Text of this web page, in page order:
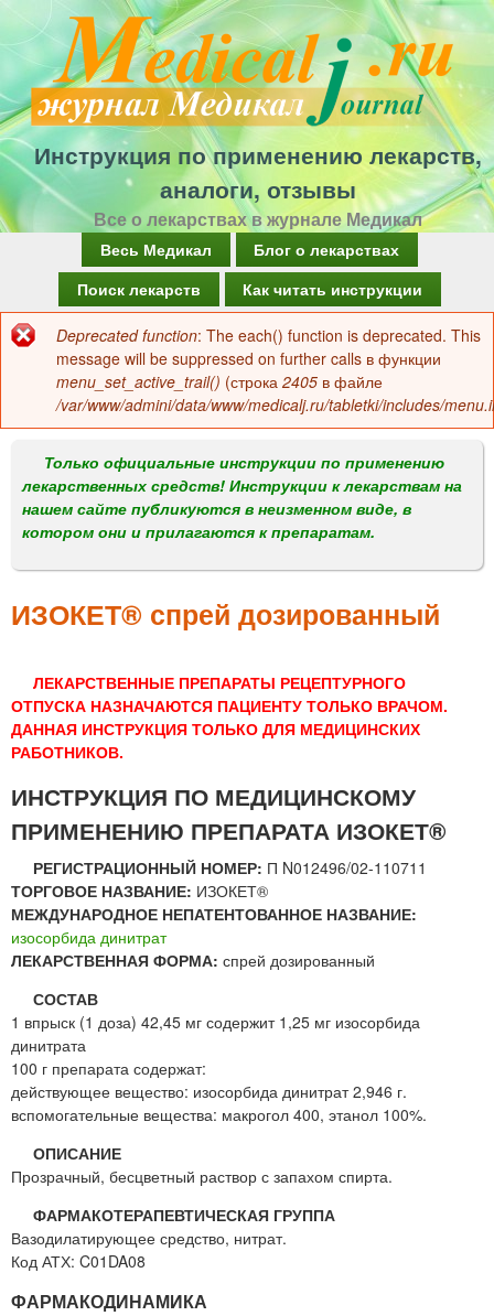
Перейти
к
основному
содержанию
Инструкция по применению лекарств,
аналоги, отзывы
Все о лекарствах в журнале Медикал
а
в
о
м
е
н
Весь Медикал
Блог о лекарствах
Поиск лекарств
Как читать инструкции
Сообщение
об
ошибке
Deprecated function: The each() function is deprecated. This
message will be suppressed on further calls в функции
menu_set_active_trail() (строка 2405 в файле
/var/www/admini/data/www/medicalj.ru/tabletki/includes/
Только официальные инструкции по применению
лекарственных средств! Инструкции к лекарствам на
нашем сайте публикуются в неизменном виде, в
котором они и прилагаются к препаратам.
ИЗОКЕТ® спрей дозированный
ЛЕКАРСТВЕННЫЕ ПРЕПАРАТЫ РЕЦЕПТУРНОГО
ОТПУСКА НАЗНАЧАЮТСЯ ПАЦИЕНТУ ТОЛЬКО ВРАЧОМ.
ДАННАЯ ИНСТРУКЦИЯ ТОЛЬКО ДЛЯ МЕДИЦИНСКИХ
РАБОТНИКОВ.
ИНСТРУКЦИЯ ПО МЕДИЦИНСКОМУ
ПРИМЕНЕНИЮ ПРЕПАРАТА ИЗОКЕТ®
РЕГИСТРАЦИОННЫЙ НОМЕР: П N012496/02-110711
ТОРГОВОЕ НАЗВАНИЕ: ИЗОКЕТ®
МЕЖДУНАРОДНОЕ НЕПАТЕНТОВАННОЕ НАЗВАНИЕ:
изосорбида динитрат
ЛЕКАРСТВЕННАЯ ФОРМА: спрей дозированный
СОСТАВ
1 впрыск (1 доза) 42,45 мг содержит 1,25 мг изосорбида
динитрата
100 г препарата содержат:
действующее вещество: изосорбида динитрат 2,946 г.
вспомогательные вещества: макрогол 400, этанол 100%.
ОПИСАНИЕ
Прозрачный, бесцветный раствор с запахом спирта.
ФАРМАКОТЕРАПЕВТИЧЕСКАЯ ГРУППА
Вазодилатирующее средство, нитрат.
Код АТХ: C01DA08
ФАРМАКОДИНАМИКА